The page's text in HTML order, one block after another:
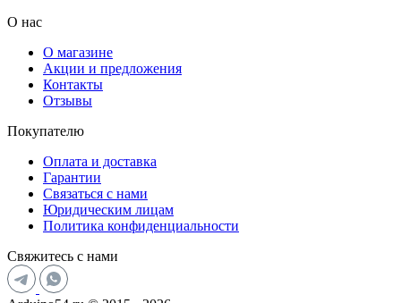
О нас
О магазине
Акции и предложения
Контакты
Отзывы
Покупателю
Оплата и доставка
Гарантии
Связаться с нами
Юридическим лицам
Политика конфиденциальности
Свяжитесь с нами